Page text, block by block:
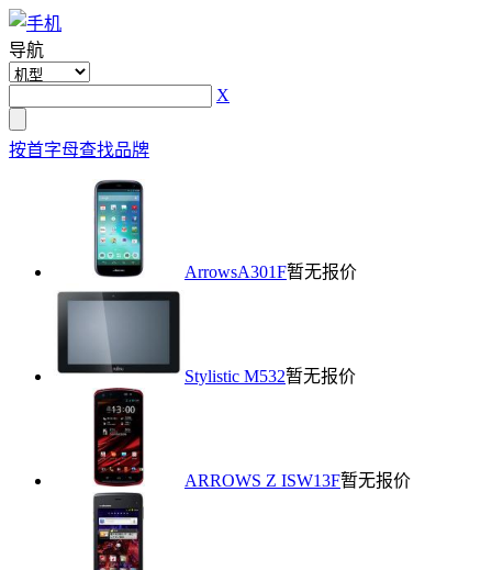
导航
X
按首字母查找品牌
ArrowsA301F暂无报价
Stylistic M532暂无报价
ARROWS Z ISW13F暂无报价